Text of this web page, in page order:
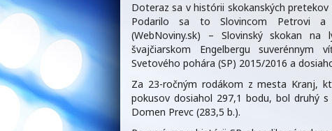
Doteraz sa v histórii skokanských
Podarilo sa to Slovincom Petrovi a
(WebNoviny.sk) – Slovinský skokan
švajčiarskom Engelbergu
Svetového pohára (SP) 2015/2016 a
Za 23-ročným rodákom z mesta Kranj,
pokusov dosiahol 297,1 bodu, bol druhý
Domen Prevc (283,5 b.).